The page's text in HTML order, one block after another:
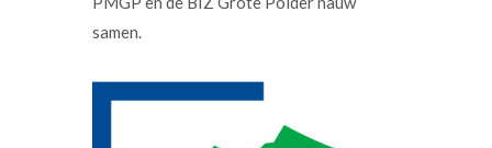
samen.